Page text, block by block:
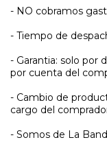
- NO cobramos
- Tiempo de
- Garantia: solo por
por cuenta del
- Cambio de
cargo del
- Somos de La